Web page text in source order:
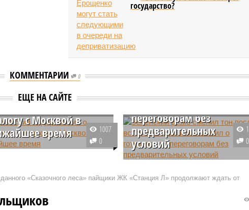
государство?
КОММЕНТАРИИ 0
ЕЩЕ НА САЙТЕ
лидер
о готовности к
с Москвой в
время
Финляндии Александр
с Россией в течение
недель.
1007
0
тон после встречи с
готовности к
переговорам без
предварительных
условий
Президент Украины Владимир
американским коллегой
0
«Сказочного леса» пайщики ЖК «Станция Л» продолжают ждать от